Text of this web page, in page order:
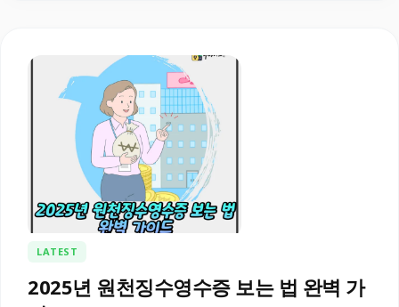
LATEST
2025년 원천징수영수증 보는 법 완벽 가